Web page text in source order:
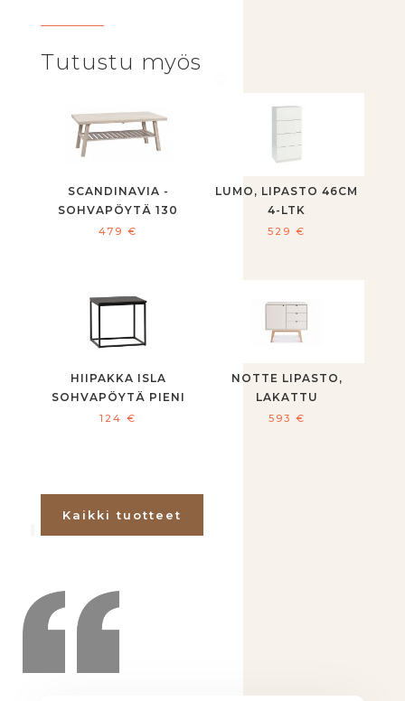
Tutustu myös
SCANDINAVIA -
SOHVAPÖYTÄ 130
479€
LUMO, LIPASTO 46CM
4-LTK
529€
HIIPAKKA ISLA
SOHVAPÖYTÄ PIENI
124€
NOTTE LIPASTO,
LAKATTU
593 €
Kaikki tuotteet